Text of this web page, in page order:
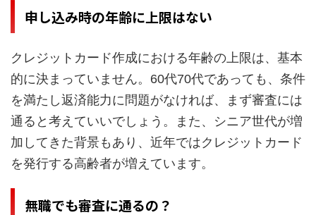
申し込み時の年齢に上限はない
クレジットカード作成における年齢の上限は、基本
的に決まっていません。60代70代であっても、条件
を満たし返済能力に問題がなければ、まず審査には
通ると考えていいでしょう。また、シニア世代が増
加してきた背景もあり、近年ではクレジットカード
を発行する高齢者が増えています。
無職でも審査に通るの？